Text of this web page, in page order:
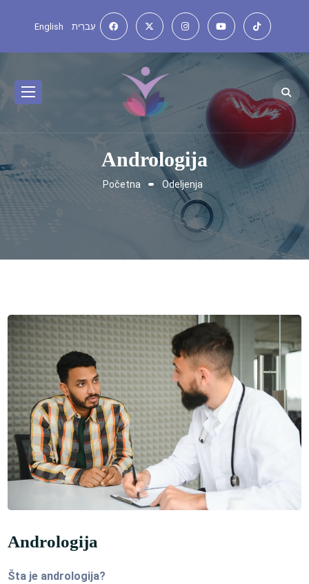
English עִברִית
Andrologija
Početna Odeljenja
Andrologija
Šta je andrologija?